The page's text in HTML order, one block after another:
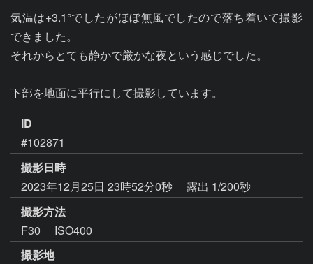
気温は+3.1°でしたがほぼ無風でしたので落ち着いて撮影
できました。
それからとても静かで厳かな夜という感じでした。
下部を地面に平行にして撮影しています。
ID
#102871
撮影日時
2023年12月25日 23時52分0秒
露出 1/200秒
撮影方法
F30 ISO400
撮影地